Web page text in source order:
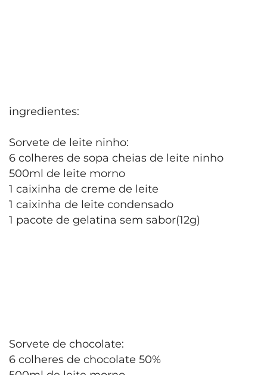
ingredientes:
Sorvete de leite ninho:
6 colheres de sopa cheias de leite ninho
500ml de leite morno
1 caixinha de creme de leite
1 caixinha de leite condensado
1 pacote de gelatina sem sabor(12g)
Sorvete de chocolate:
6 colheres de chocolate 50%